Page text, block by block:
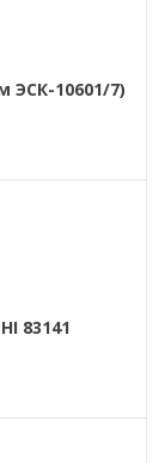
ЭСК-10601/7)
83141